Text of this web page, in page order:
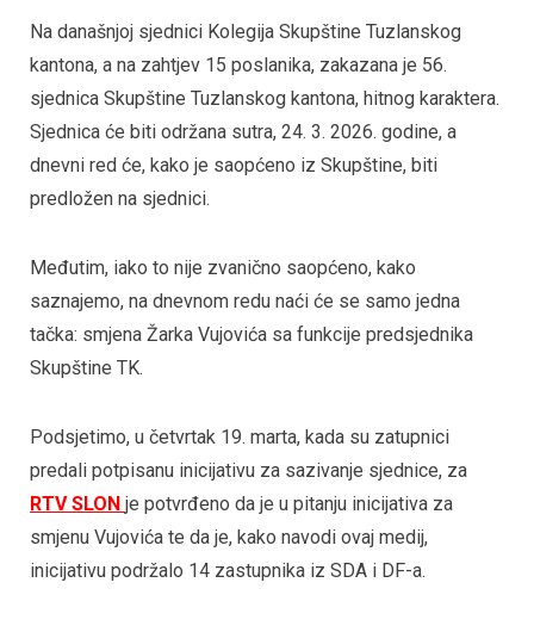
Na današnjoj sjednici Kolegija Skupštine Tuzlanskog
kantona, a na zahtjev 15 poslanika, zakazana je 56.
sjednica Skupštine Tuzlanskog kantona, hitnog karaktera.
Sjednica će biti održana sutra, 24. 3. 2026. godine, a
dnevni red će, kako je saopćeno iz Skupštine, biti
predložen na sjednici.
Međutim, iako to nije zvanično saopćeno, kako
saznajemo, na dnevnom redu naći će se samo jedna
tačka: smjena Žarka Vujovića sa funkcije predsjednika
Skupštine TK.
Podsjetimo, u četvrtak 19. marta, kada su zatupnici
predali potpisanu inicijativu za sazivanje sjednice, za
RTV SLON je potvrđeno da je u pitanju inicijativa za
smjenu Vujovića te da je, kako navodi ovaj medij,
inicijativu podržalo 14 zastupnika iz SDA i DF-a.